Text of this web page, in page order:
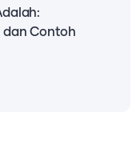
dan Contoh